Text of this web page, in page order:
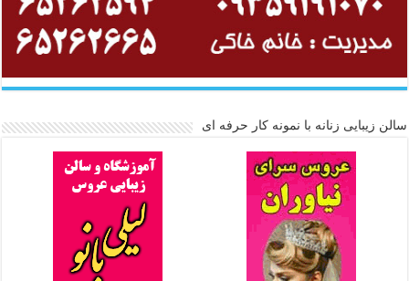
سالن زیبایی زنانه با نمونه کار حرفه ای